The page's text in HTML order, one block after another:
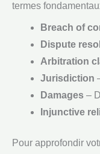
termes
Breach of
Dispute
Arbitration
Jurisdiction
Damages–
Injunctive
Pour approfondir